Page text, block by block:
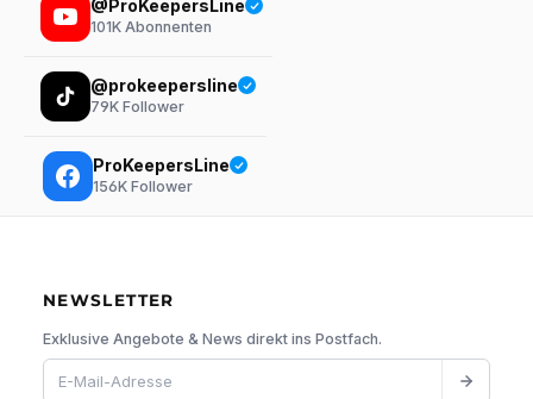
@ProKeepersLine
101K Abonnenten
@prokeepersline
79K Follower
ProKeepersLine
156K Follower
NEWSLETTER
Exklusive Angebote & News direkt ins Postfach.